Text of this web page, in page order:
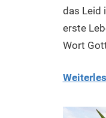
das Leid
erste
Wort